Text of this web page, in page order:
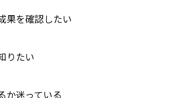
果を確認したい
りたい
か迷っている